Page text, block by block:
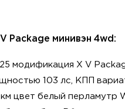
Package минивэн 4wd:
модификация X V
103 лс, КПП
цвет белый перламутр